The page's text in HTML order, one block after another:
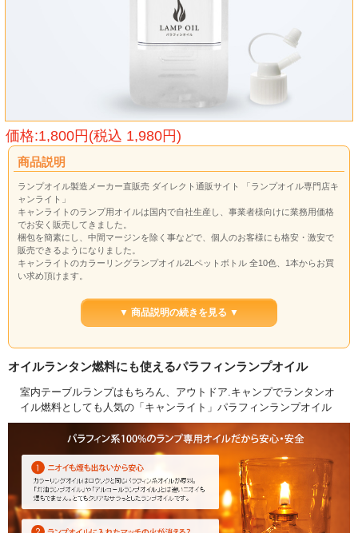
価格:1,800円(税込 1,980円)
商品説明
ランプオイル製造メーカー直販売 ダイレクト通販サイト 「ランプオイル専門店キ
ャンライト」
キャンライトのランプ用オイルは国内で自社生産し、事業者様向けに業務用価格
でお安く販売してきました。
梱包を簡素にし、中間マージンを除く事などで、個人のお客様にも格安・激安で
販売できるようになりました。
キャンライトのカラーリングランプオイル2Lペットボトル 全10色、1本からお買
い求め頂けます。
ニオイも煙もなく、安全に快適にご使用頂けます。
テーブル卓上ランプの他、キャンプ・アウトドアでのハリケーンランプ・灯油オ
イルランタンの燃料としてもお使い頂けます。
オイル。
▼ 商品説明の続きを見る ▼
オイルランタン燃料にも使えるパラフィンランプオイル
室内テーブルランプはもちろん、アウトドア.キャンプでランタンオ
イル燃料としても人気の「キャンライト」パラフィンランプオイル